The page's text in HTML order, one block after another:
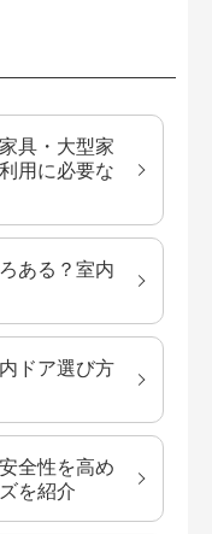
具・大型家
用に必要な
ある？室内
ドア選び方
全性を高め
を紹介